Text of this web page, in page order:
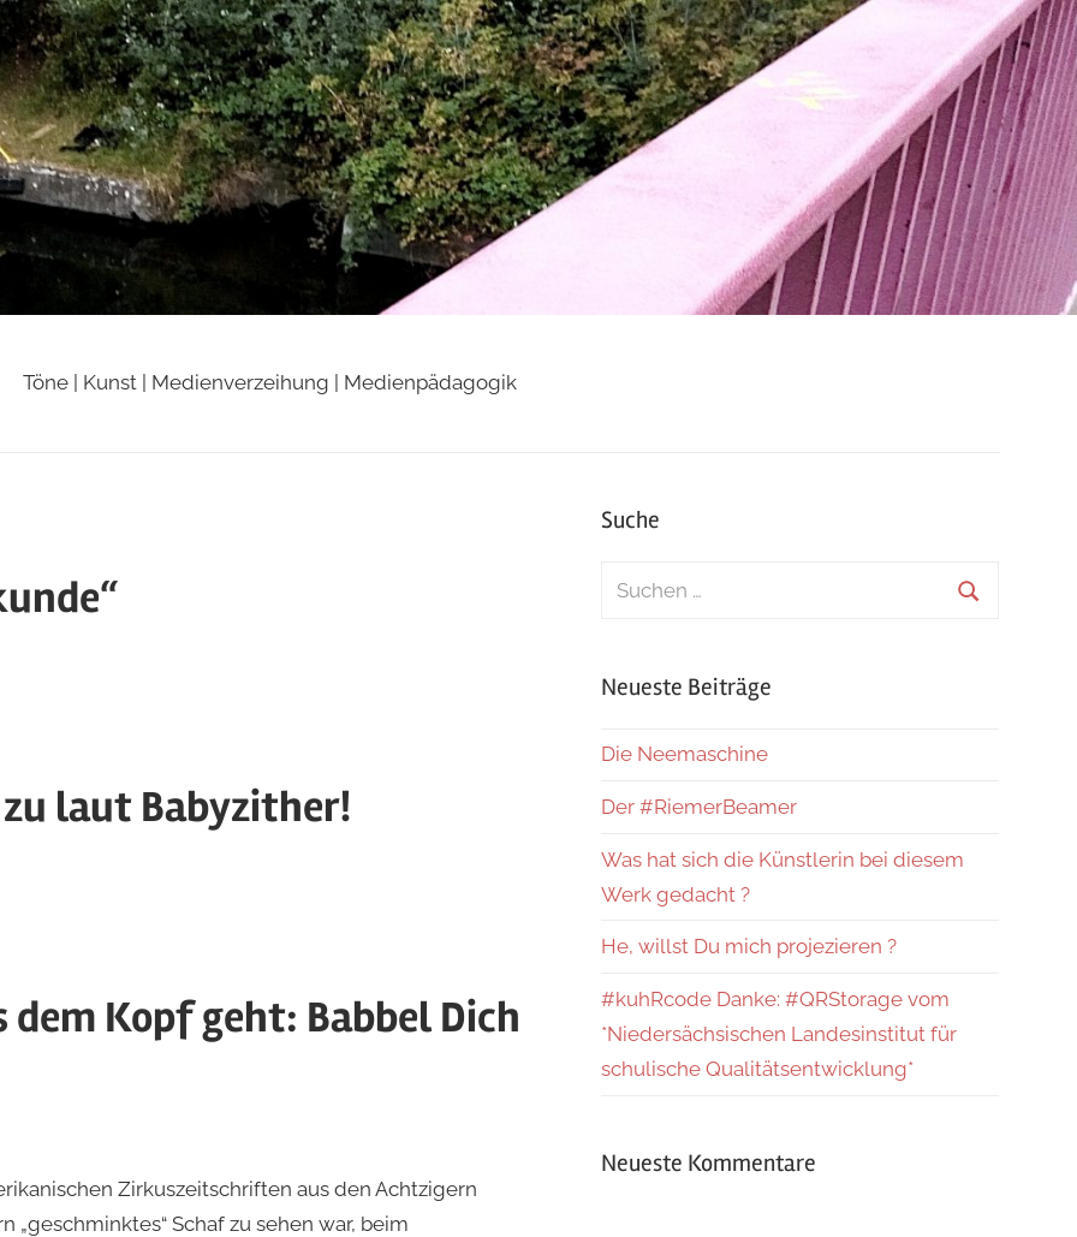
Töne | Kunst | Medienverzeihung | Medienpädagogik
laut Babyzither!
dem Kopf geht: Babbel Dich
Zirkuszeitschriften aus den Achtzigern
Schaf zu sehen war, beim
Suche
Suchen
Neueste Beiträge
Die Neemaschine
Der #RiemerBeamer
Was hat sich die Künstlerin bei diesem
Werk gedacht ?
He, willst Du mich projezieren ?
#kuhRcode Danke: #QRStorage vom
*Niedersächsischen Landesinstitut für
schulische Qualitätsentwicklung*
Neueste Kommentare